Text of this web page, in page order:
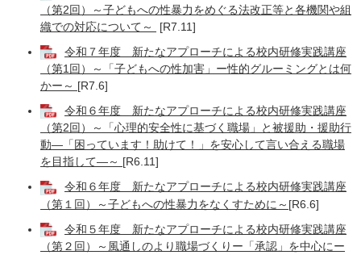
（第2回）～子どもへの性暴力をめぐる法改正等と各機関や組
織での対応について​​～
[R7.11]
令和７年度 新たなアプローチによる校内研修実践講座
（第1回）～「子どもへの性加害」ー性的グルーミングとは何
かー～ [R7.6]
令和６年度 新たなアプローチによる校内研修実践講座
（第2回）～「心理的安全性に基づく職場」と被援助・援助行
動―「困っています！助けて！」を安心して言い合える職場
を目指して―～ [R6.11]
令和６年度 新たなアプローチによる校内研修実践講座
（第１回）～子どもへの性暴力をなくすために～ [R6.6]
令和５年度 新たなアプローチによる校内研修実践講座
（第２回）～風通しのより職場づくりー「承認」を中心にー